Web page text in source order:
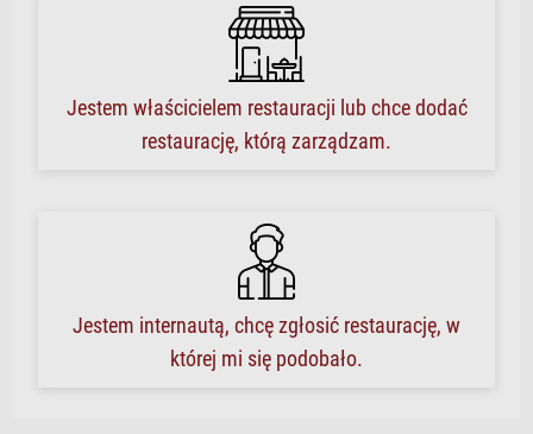
Jestem właścicielem restauracji lub chce dodać
restaurację, którą zarządzam.
Jestem internautą, chcę zgłosić restaurację, w
której mi się podobało.